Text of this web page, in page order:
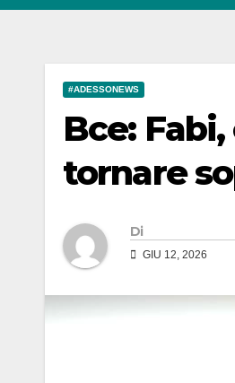
#ADESSONEWS
Bce:
tornare
Di
GIU 12, 2026